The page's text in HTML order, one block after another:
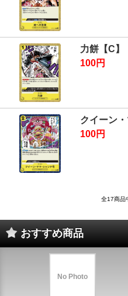
力餅【C】
100円
クイーン
100円
全17商品
おすすめ商品
No Photo